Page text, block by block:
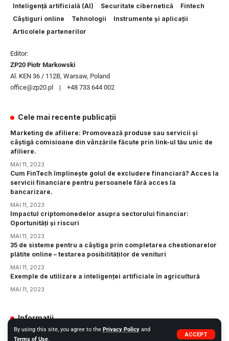
By using this site, you agree to the Privacy Policy and
Terms of Use.
ACCEPT
Inteligență artificială (AI) Securitate cibernetică
Fintech
Câștiguri online
Tehnologii
Instrumente și aplicații
Articolele partenerilor
Editor:
ZP20 Piotr Markowski
Al. KEN 36 / 112B, Warsaw, Poland
office@zp20.pl | +48 733 644 002
Cele mai recente publicații
Marketing de afiliere: Promovează produse sau servicii și
câștigă comisioane din vânzările făcute prin link-ul tău unic de
afiliere.
MAI 11, 2023
Cum FinTech împlinește golul de excludere financiară? Acces la
servicii financiare pentru persoanele fără acces la
bancarizare.
MAI 11, 2023
Impactul criptomonedelor asupra sectorului financiar:
Oportunități și riscuri
MAI 11, 2023
35 de sisteme pentru a câștiga prin completarea chestionarelor
plătite online – testarea posibilităților de venituri
MAI 11, 2023
Exemple de utilizare a inteligenței artificiale în agricultură
MAI 11, 2023
Informații
GDPR